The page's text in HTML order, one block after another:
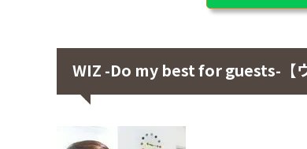
WIZ -Do my best for guests-【